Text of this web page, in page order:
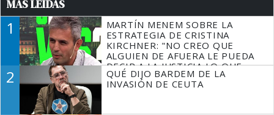
MÁS LEÍDAS
1
MARTÍN MENEM SOBRE LA
ESTRATEGIA DE CRISTINA
KIRCHNER: "NO CREO QUE
ALGUIEN DE AFUERA LE PUEDA
DECIR A LA JUSTICIA LO QUE
TIENE QUE HACER"
2
QUÉ DIJO BARDEM DE LA
INVASIÓN DE CEUTA